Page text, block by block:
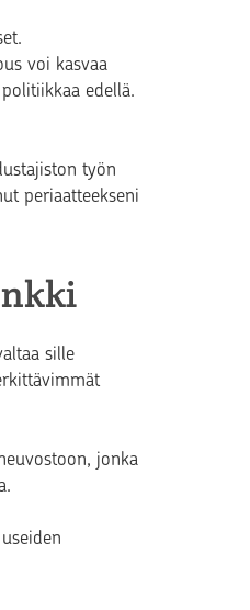
voi kasvaa
edellä.
työn
periaatteekseni
sille
jonka